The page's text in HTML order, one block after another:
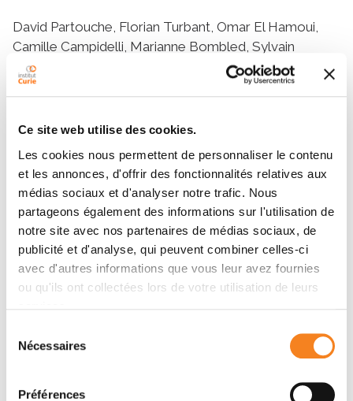
Ce site web utilise des cookies.
Les cookies nous permettent de personnaliser le contenu
et les annonces, d'offrir des fonctionnalités relatives aux
médias sociaux et d'analyser notre trafic. Nous
partageons également des informations sur l'utilisation de
notre site avec nos partenaires de médias sociaux, de
publicité et d'analyse, qui peuvent combiner celles-ci
avec d'autres informations que vous leur avez fournies
ou qu'ils ont collectées lors de votre utilisation de leurs
Nécessaires
Préférences
David Partouche, Florian Turbant, Omar El Hamoui,
Camille Campidelli, Marianne Bombled, Sylvain
Trépout, Frank Wien, Véronique Arluison
Résumé
Hfq is a pleiotropic regulator that has key roles in the
control of genetic expression. The protein noticeably
regulates translation efficiency and RNA decay in
Gram-negative bacteria, due to the Hfq-mediated
interaction between small regulatory noncoding RNA
and mRNA. This property is of primary importance for
bacterial adaptation and virulence. We have previously
its C-terminal region (CTR), self-assembles into an
amyloid-like structure. In the present work, we
major green tea polyphenol compound, targets the